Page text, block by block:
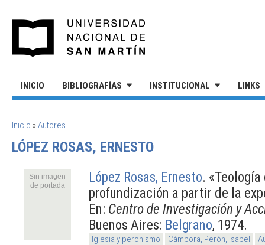
INICIO BIBLIOGRAFÍAS INSTITUCIONAL LINKS
SE ENCUENTRA USTED AQUÍ
Inicio »Autores
LÓPEZ ROSAS, ERNESTO
Sin imagen
de portada
López Rosas, Ernesto.
profundización a partir de la
En: Centro de Investigación y
Buenos Aires: Belgrano, 1974.
Iglesia y peronismo Cámpora, Perón, Isabel